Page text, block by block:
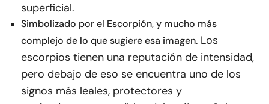
superficial.
Simbolizado por el Escorpión, y mucho más
complejo de lo que sugiere esa imagen. Los
escorpios tienen una reputación de intensidad,
pero debajo de eso se encuentra uno de los
signos más leales, protectores y